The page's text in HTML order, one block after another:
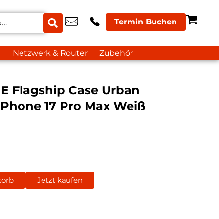
Termin Buchen
Netzwerk & Router Zubehör
Flagship Case Urban
17 Pro Max Weiß
Jetzt kaufen